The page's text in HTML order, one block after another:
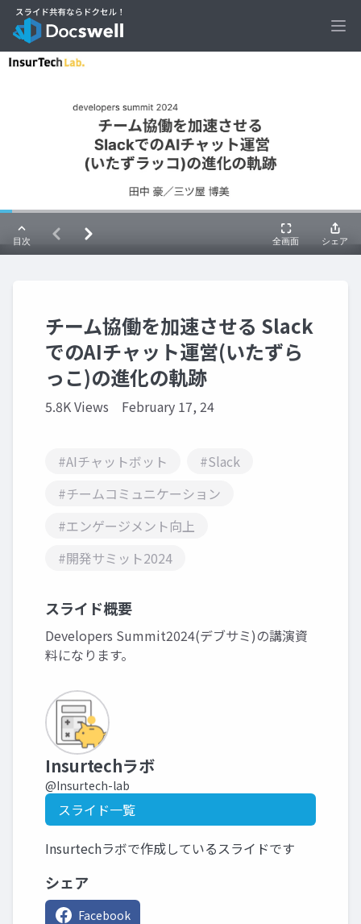
チーム協働を加速させる Slack
でのAIチャット運営(いたずら
っこ)の進化の軌跡
5.8K Views February 17, 24
#AIチャットボット
#Slack
#チームコミュニケーション
#エンゲージメント向上
#開発サミット2024
スライド概要
Developers Summit2024(デブサミ)の講演資
料になります。
Insurtechラボ
@Insurtech-lab
スライド一覧
Insurtechラボで作成しているスライドです
シェア
Facebook